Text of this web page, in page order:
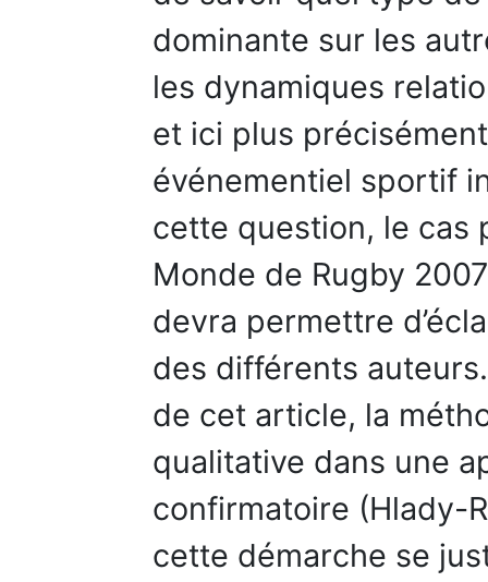
dominante sur les
les dynamiques
et ici plus
événementiel sportif
cette question, le cas
Monde de Rugby
devra permettre
des différents
de cet article, la
qualitative dans une
confirmatoire (Hlady-
cette démarche se